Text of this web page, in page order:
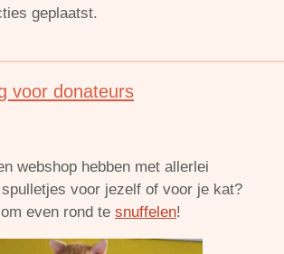
geplaatst.
voor donateurs
webshop hebben met allerlei
voor jezelf of voor je kat?
even rond te snuffelen!